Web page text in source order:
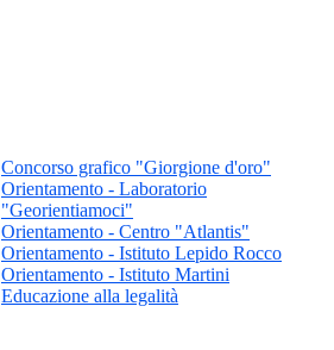
Concorso grafico "Giorgione d'oro"
Orientamento - Laboratorio
"Georientiamoci"
Orientamento - Centro "Atlantis"
Orientamento - Istituto Lepido Rocco
Orientamento - Istituto Martini
Educazione alla legalità